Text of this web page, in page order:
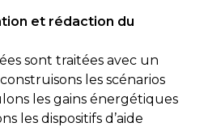
et rédaction du
sont traitées avec un
les scénarios
les gains énergétiques
les dispositifs d’aide